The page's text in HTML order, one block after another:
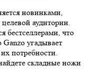
новинками,
аудитории.
бестселлерами, что
Ganzo угадывает
потребности.
складные ножи